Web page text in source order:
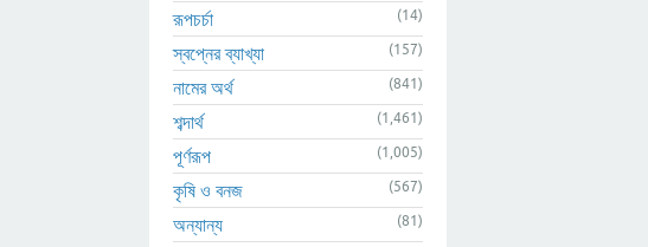
রূপচর্চা (14)
স্বপ্নের ব্যাখ্যা (157)
নামের অর্থ (841)
শব্দার্থ (1,461)
পূর্ণরূপ (1,005)
কৃষি ও বনজ (567)
অন্যান্য (81)